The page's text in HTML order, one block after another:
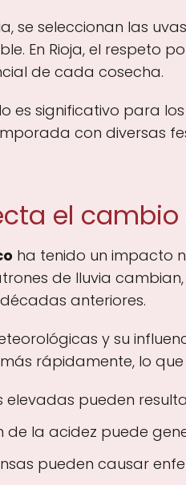
se seleccionan las
En Rioja, el respeto
de cada cosecha.
es significativo para
con diversas
el
ha tenido un impacto
de lluvia
anteriores.
y su
rápidamente, lo
pueden
de la acidez puede
pueden causar